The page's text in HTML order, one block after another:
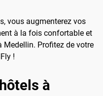
vous augmenterez vos
à la fois confortable et
Medellin. Profitez de votre
!
à